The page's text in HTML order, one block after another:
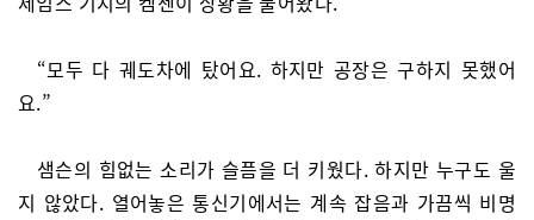
“모두 다 궤도차에 탔어요. 하지만 공장은 구하지 못했어
요.”
샘슨의 힘없는 소리가 슬픔을 더 키웠다. 하지만 누구도 울
지 않았다. 열어놓은 통신기에서는 계속 잡음과 가끔씩 비명